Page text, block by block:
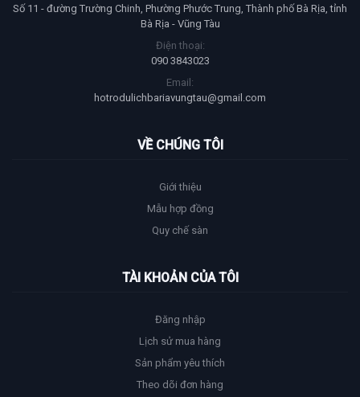
Số 11 - đường Trường Chinh, Phường Phước Trung, Thành phố Bà Rịa, tỉnh
Bà Rịa - Vũng Tàu
Điện thoại:
090 3843023
Email:
hotrodulichbariavungtau@gmail.com
VỀ CHÚNG TÔI
Giới thiệu
Mẫu hợp đồng
Quy chế sàn
TÀI KHOẢN CỦA TÔI
Đăng nhập
Lịch sử mua hàng
Sản phẩm yêu thích
Theo dõi đơn hàng